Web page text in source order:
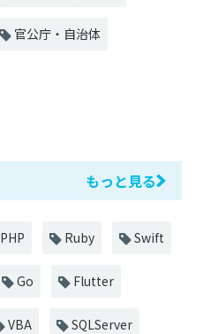
官公庁・自治体
もっと見る
PHP Ruby Swift
Go Flutter
VBA SQLServer